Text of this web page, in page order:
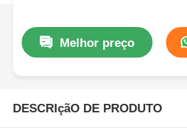
Melhor preço
DESCRIçãO DE PRODUTO